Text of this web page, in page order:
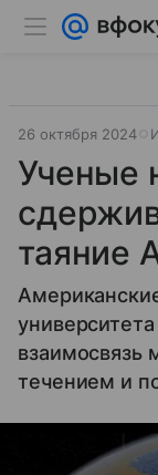
26 октября 2024
Ученые
таяние
течением и